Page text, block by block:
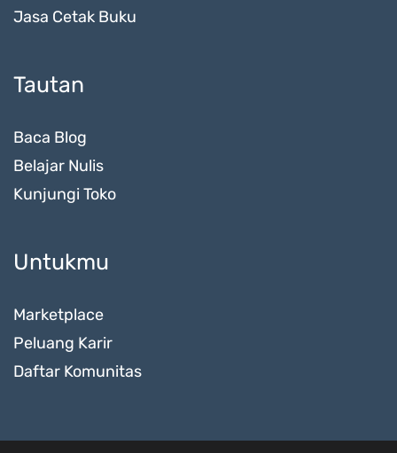
Jasa Cetak Buku
Tautan
Baca Blog
Belajar Nulis
Kunjungi Toko
Untukmu
Marketplace
Peluang Karir
Daftar Komunitas